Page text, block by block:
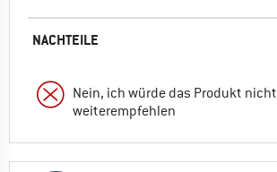
NACHTEILE
Nein, ich würde das Produkt nicht
weiterempfehlen